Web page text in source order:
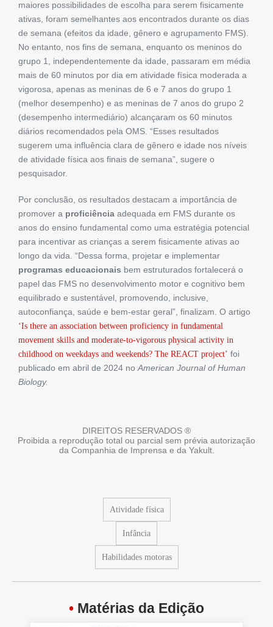
maiores possibilidades de escolha para serem fisicamente
ativas, foram semelhantes aos encontrados durante os dias
de semana (efeitos da idade, gênero e agrupamento FMS).
No entanto, nos fins de semana, enquanto os meninos do
grupo 1, independentemente da idade, passaram em média
mais de 60 minutos por dia em atividade física moderada a
vigorosa, apenas as meninas de 6 e 7 anos do grupo 1
(melhor desempenho) e as meninas de 7 anos do grupo 2
(desempenho intermediário) alcançaram os 60 minutos
diários recomendados pela OMS. “Esses resultados
sugerem uma influência clara de gênero e idade nos níveis
de atividade física aos finais de semana”, sugere o
pesquisador.
Por conclusão, os resultados destacam a importância de
promover a proficiência adequada em FMS durante os
anos do ensino fundamental como uma estratégia potencial
para incentivar as crianças a serem fisicamente ativas ao
longo da vida. “Dessa forma, projetar e implementar
programas educacionais bem estruturados fortalecerá o
papel das FMS no desenvolvimento motor e cognitivo bem
equilibrado e sustentável, promovendo, inclusive,
autoconfiança, saúde e bem-estar geral”, finalizam. O artigo
‘Is there an association between proficiency in fundamental
movement skills and moderate-to-vigorous physical activity in
childhood on weekdays and weekends? The REACT project’ foi
publicado em abril de 2024 noAmerican Journal of Human
Biology.
DIREITOS RESERVADOS ®
Proibida a reprodução total ou parcial sem prévia autorização
da Companhia de Imprensa e da Yakult.
Atividade física
Infância
Habilidades motoras
• Matérias da Edição